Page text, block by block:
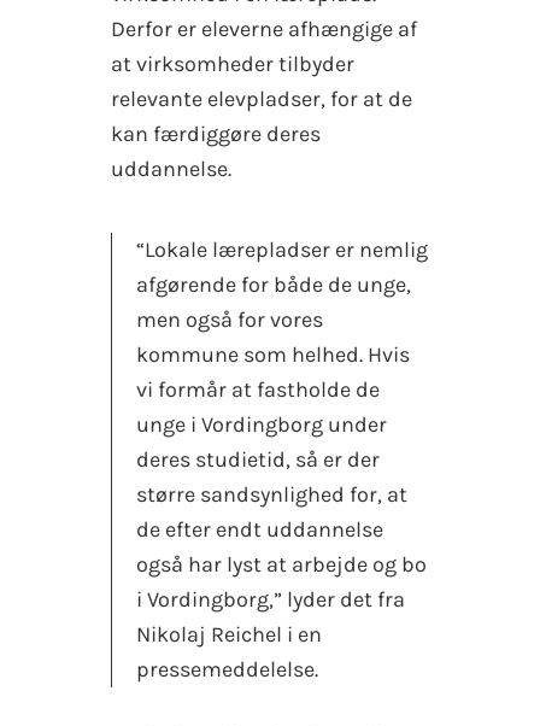
Derfor er eleverne afhængige af
at virksomheder tilbyder
relevante elevpladser, for at de
kan færdiggøre deres
uddannelse.
“Lokale lærepladser er nemlig
afgørende for både de unge,
men også for vores
kommune som helhed. Hvis
vi formår at fastholde de
unge i Vordingborg under
deres studietid, så er der
større sandsynlighed for, at
de efter endt uddannelse
også har lyst at arbejde og bo
i Vordingborg,” lyder det fra
Nikolaj Reichel i en
pressemeddelelse.